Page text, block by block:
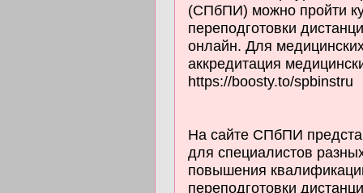
(СПбПИ) можно пройти
переподготовки
онлайн. Для
аккредитация
https://boosty.to/spbinstru
На сайте СПбПИ
для специалистов
повышения
переподготовки